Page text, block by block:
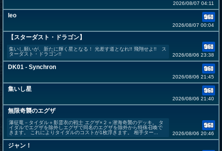
2026/08/07 04:11
leo
2026/08/07 00:04
【スターダスト・ドラゴン】
集いし願いが、新たに輝く星となる！ 光差す道となれ!! 飛翔せよ!! ス
ターダスト・ドラゴン!!
2026/08/06 23:38
DK01 - Synchron
2026/08/06 21:45
集いし星
2026/08/06 21:40
無限奇襲のエグザ
瀑征竜－タイダル＋影霊衣の戦士 エグザ×２＋潜海奇襲のデッキ。 タ
イダルでエグザを除外しエグザで同名のエグザを除外から特殊召喚で
きます。 これによりタイダルのコストが1枚浮きます。 相手ター...
2026/08/06 20:46
ジャン！